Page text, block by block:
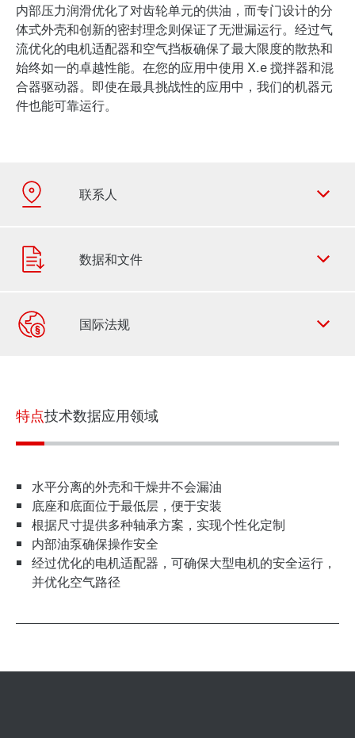
内部压力润滑优化了对齿轮单元的供油，而专门设计的分
体式外壳和创新的密封理念则保证了无泄漏运行。经过气
流优化的电机适配器和空气挡板确保了最大限度的散热和
始终如一的卓越性能。在您的应用中使用 X.e 搅拌器和混
合器驱动器。即使在最具挑战性的应用中，我们的机器元
件也能可靠运行。
特点技术数据应用领域
水平分离的外壳和干燥井不会漏油
底座和底面位于最低层，便于安装
根据尺寸提供多种轴承方案，实现个性化定制
内部油泵确保操作安全
经过优化的电机适配器，可确保大型电机的安全运行，
并优化空气路径